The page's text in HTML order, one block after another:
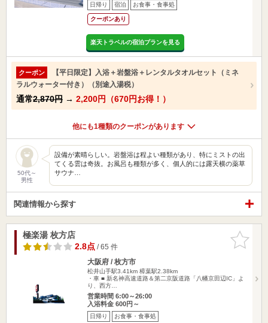
日帰り 宿泊 お食事・食事処
クーポンあり
楽天トラベルの宿泊プランを見る
クーポン
【平日限定】入浴＋岩盤浴＋レンタルタオルセット（ミネ
ラルウォーター付き）（別途入湯税）
通常2,870円 → 2,200円（670円お得！）
他にも1種類のクーポンがあります
50代～
男性
設備が素晴らしい。岩盤浴は程よい種類があり、特にミストの出
てくる雲は奇抜。お風呂も種類が多く、個人的には露天横の薬草
サウナ…
関連情報から探す
お気に入
りに追加
極楽湯 枚方店
2.8点/ 65 件
大阪府 / 枚方市
松井山手駅3.41km 樟葉駅2.38km
・車 ■ 新名神高速道路＆第二京阪道路「八幡京田辺IC」よ
り、西方…
営業時間 6:00～26:00
入浴料金 600円～
日帰り お食事・食事処